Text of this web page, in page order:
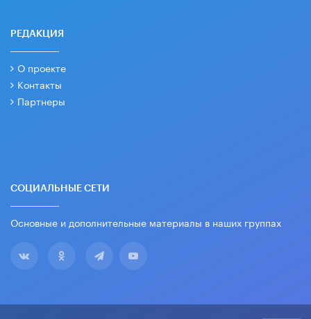
РЕДАКЦИЯ
О проекте
Контакты
Партнеры
СОЦИАЛЬНЫЕ СЕТИ
Основные и дополнительные материалы в наших группах